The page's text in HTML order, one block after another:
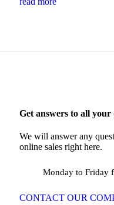
Get answers to all
We will answer any
online sales right here.
Monday to Friday
CONTACT OUR